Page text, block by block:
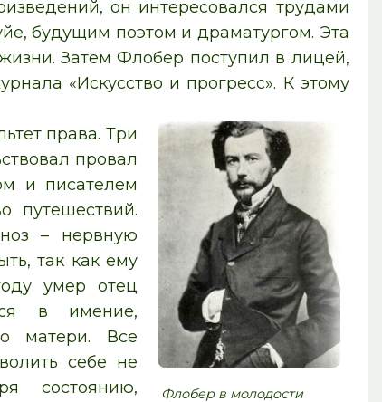
он интересовался трудами
будущим поэтом и драматургом. Эта
Затем Флобер поступил в лицей,
«Искусство и прогресс». К этому
Флобер в молодости
права. Три
провал
и писателем
путешествий.
– нервную
так как ему
умер отец
в имение,
матери. Все
себе не
состоянию,